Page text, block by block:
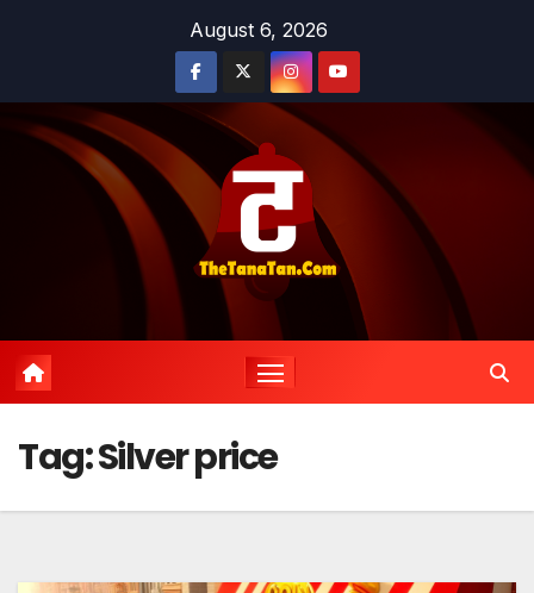
August 6, 2026
Tag:Silver price